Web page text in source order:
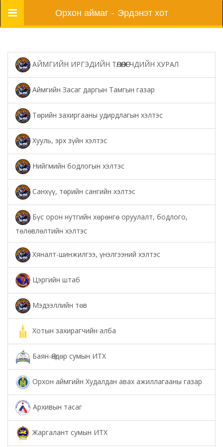
Цэс Орхон аймаг - Эрдэнэт хот
АЙМГИЙН ИРГЭДИЙН ТӨЛӨӨЛӨГЧДИЙН ХУРАЛ
Аймгийн Засаг даргын Тамгын газар
Төрийн захиргааны удирдлагын хэлтэс
Хууль, эрх зүйн хэлтэс
Нийгмийн бодлогын хэлтэс
Санхүү, төрийн сангийн хэлтэс
Бүс орон нутгийн хөрөнгө оруулалт, бодлого,
төлөвлөлтийн хэлтэс
Хяналт-шинжилгээ, үнэлгээний хэлтэс
Цэргийн штаб
Мэдээллийн төв
Хотын захирагчийн алба
Баян-Өндөр сумын ИТХ
Орхон аймгийн Худалдан авах ажиллагааны газар
Архивын тасаг
Жаргалант сумын ИТХ